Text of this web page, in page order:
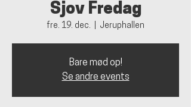
Sjov Fredag
fre. 19. dec. Jeruphallen
Bare mød op!
Se andre events